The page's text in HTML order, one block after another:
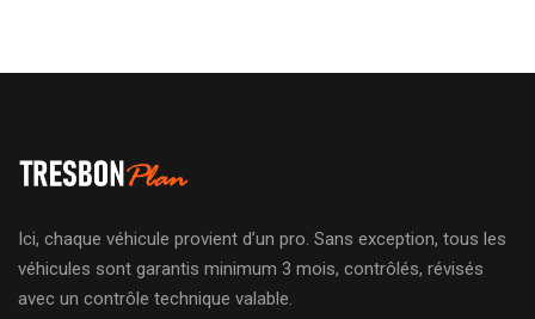
Ici, chaque véhicule provient d’un pro. Sans exception, tous les
véhicules sont garantis minimum 3 mois, contrôlés, révisés
avec un contrôle technique valable.